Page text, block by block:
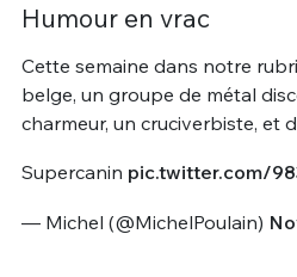
Humour en vrac
Cette semaine dans notre
belge, un groupe de métal
charmeur, un cruciverbiste, et
Supercanin pic.twitter.com/
— Michel (@MichelPoulain)